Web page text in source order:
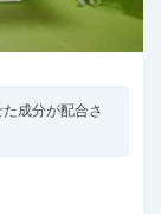
成分が配合さ